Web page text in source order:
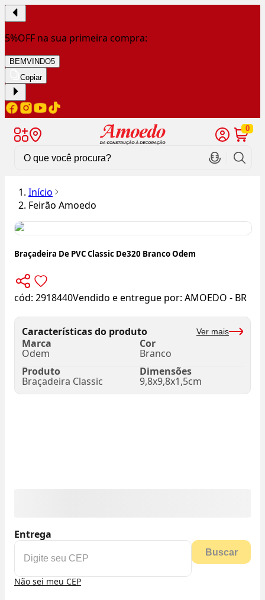
5%OFF na sua primeira compra:
BEMVINDO5
Copiar
0
Início
Feirão Amoedo
Braçadeira De PVC Classic De320 Branco Odem
cód: 2918440Vendido e entregue por: AMOEDO - BR
Características do produto Ver mais
Marca
Odem
Cor
Branco
Produto
Braçadeira Classic
Dimensões
9,8x9,8x1,5cm
Entrega
Buscar
Não sei meu CEP